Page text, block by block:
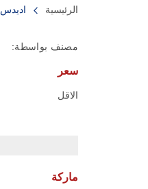
الرئيسية اديدس
مصنف بواسطة:
سعر
الاقل
ماركة